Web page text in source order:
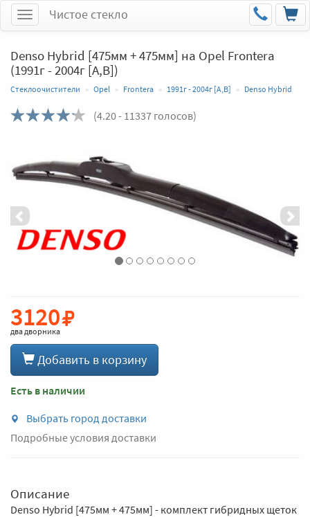
МенюЧистое стекло
Denso Hybrid [475мм + 475мм] на Opel Frontera
(1991г - 2004г [A,B])
Стеклоочистители Opel Frontera 1991г - 2004г [A,B] Denso Hybrid
(4.20- 11337 голосов)
3120
два дворника
Добавить в корзину
Есть в наличии
Выбрать город доставки
Подробные условия доставки
Описание
Denso Hybrid [475мм + 475мм] - комплект гибридных щеток